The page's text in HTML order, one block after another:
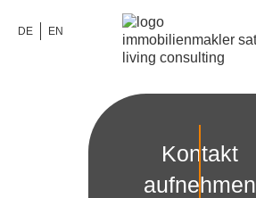
DE EN
Kontakt
aufnehmen